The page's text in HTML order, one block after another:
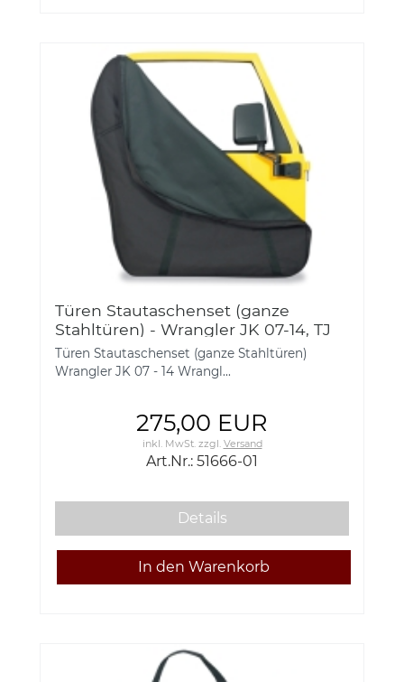
Türen Stautaschenset (ganze
Stahltüren) - Wrangler JK 07-14, TJ
96-06, YJ 87-95, Jeep CJ 76-86
Türen Stautaschenset (ganze Stahltüren)
Wrangler JK 07 - 14 Wrangl...
275,00 EUR
inkl. MwSt. zzgl. Versand
Art.Nr.: 51666-01
Details